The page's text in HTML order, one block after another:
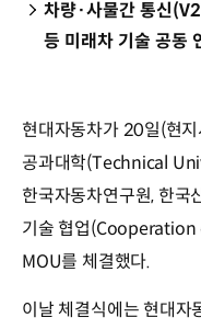
차량·사물간 통신
등 미래차 기술 공동
현대자동차가 20일(현
공과대학(Technical
한국자동차연구원, 한국
기술 협업
MOU를 체결했다.
이날 체결식에는 현대자